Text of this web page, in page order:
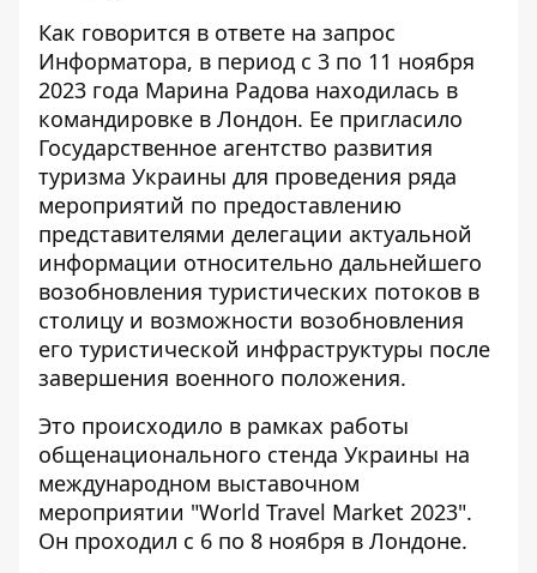
Как говорится в ответе на запрос
Информатора, в период с 3 по 11 ноября
2023 года Марина Радова находилась в
командировке в Лондон. Ее пригласило
Государственное агентство развития
туризма Украины для проведения ряда
мероприятий по предоставлению
представителями делегации актуальной
информации относительно дальнейшего
возобновления туристических потоков в
столицу и возможности возобновления
его туристической инфраструктуры после
завершения военного положения.
Это происходило в рамках работы
общенационального стенда Украины на
международном выставочном
мероприятии "World Travel Market 2023".
Он проходил с 6 по 8 ноября в Лондоне.